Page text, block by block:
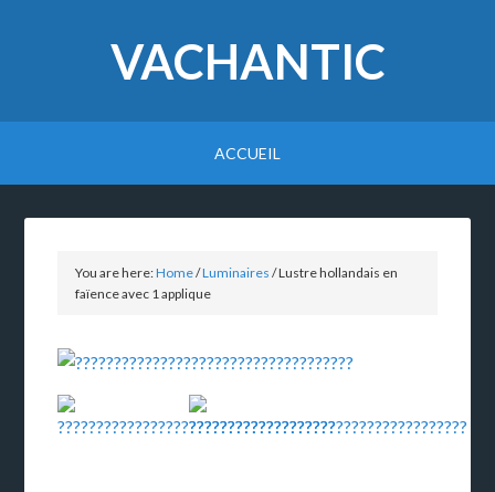
VACHANTIC
ACCUEIL
You are here:Home/Luminaires /Lustre hollandais en
faïence avec 1 applique